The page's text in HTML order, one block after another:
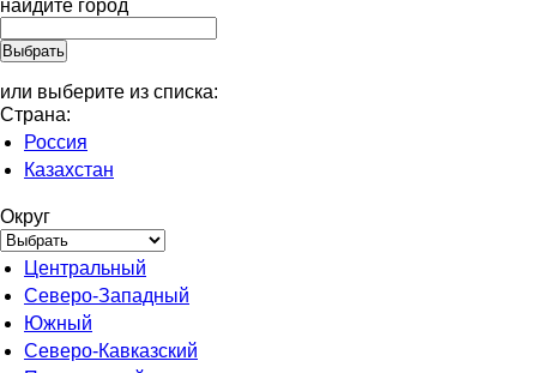
найдите город
или выберите из списка:
Страна:
Россия
Казахстан
Округ
Центральный
Северо-Западный
Южный
Северо-Кавказский